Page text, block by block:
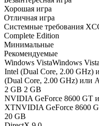
Хорошая игра
Отличная игра
Системные требования
Complete Edition
Минимальные
Рекомендуемые
Windows VistaWindows Vista
Intel (Dual Core, 2.00 GHz)
(Dual Core, 2.00 GHz) или
2 GB 2 GB
NVIDIA GeForce 8600 GT
XTNVIDIA GeForce 8600
20 GB